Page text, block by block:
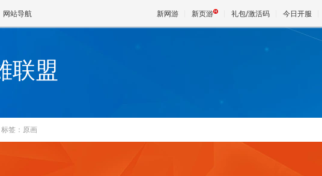
网站导航 新网游 新页游 礼包/激活码 今日开服
联盟
标签：原画